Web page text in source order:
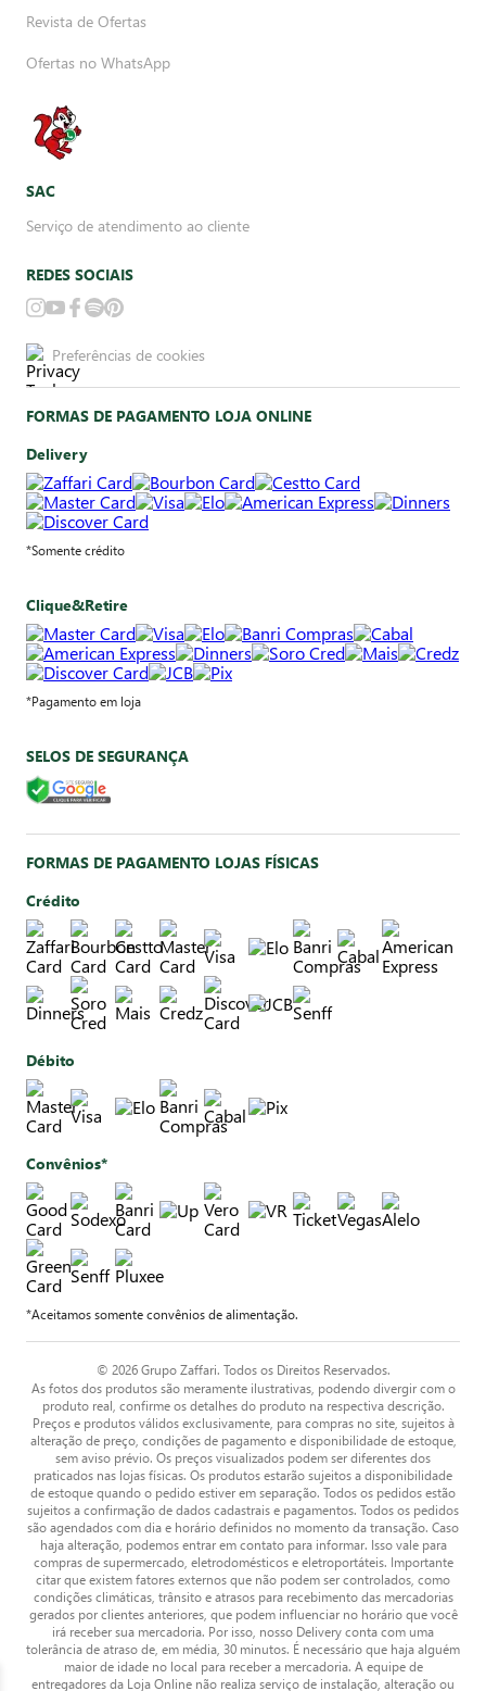
Revista de Ofertas
Ofertas no WhatsApp
SAC
Serviço de atendimento ao cliente
REDES SOCIAIS
Preferências de cookies
FORMAS DE PAGAMENTO LOJA ONLINE
Delivery
*Somente crédito
Clique&Retire
*Pagamento em loja
SELOS DE SEGURANÇA
FORMAS DE PAGAMENTO LOJAS FÍSICAS
Crédito
Débito
Convênios*
*Aceitamos somente convênios de alimentação.
© 2026 Grupo Zaffari. Todos os Direitos Reservados.
As fotos dos produtos são meramente ilustrativas, podendo divergir com o
produto real, confirme os detalhes do produto na respectiva descrição.
Preços e produtos válidos exclusivamente, para compras no site, sujeitos à
alteração de preço, condições de pagamento e disponibilidade de estoque,
sem aviso prévio. Os preços visualizados podem ser diferentes dos
praticados nas lojas físicas. Os produtos estarão sujeitos a disponibilidade
de estoque quando o pedido estiver em separação. Todos os pedidos estão
sujeitos a confirmação de dados cadastrais e pagamentos. Todos os pedidos
são agendados com dia e horário definidos no momento da transação. Caso
haja alteração, podemos entrar em contato para informar. Isso vale para
compras de supermercado, eletrodomésticos e eletroportáteis. Importante
citar que existem fatores externos que não podem ser controlados, como
condições climáticas, trânsito e atrasos para recebimento das mercadorias
gerados por clientes anteriores, que podem influenciar no horário que você
irá receber sua mercadoria. Por isso, nosso Delivery conta com uma
tolerância de atraso de, em média, 30 minutos. É necessário que haja alguém
maior de idade no local para receber a mercadoria. A equipe de
entregadores da Loja Online não realiza serviço de instalação, alteração ou